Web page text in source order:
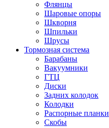
Флянцы
Шаровые опоры
Шкворня
Шпильки
Шрусы
Тормозная система
Барабаны
Вакуумники
ГТЦ
Диски
Задних колодок
Колодки
Распорные планки
Скобы